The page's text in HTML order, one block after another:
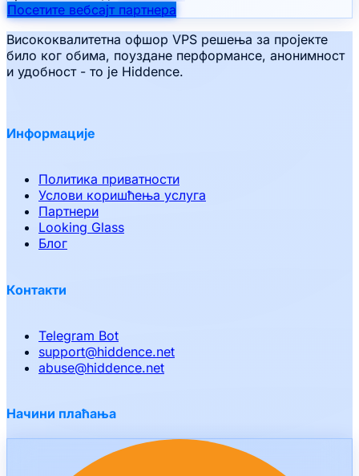
Посетите вебсајт партнера
Висококвалитетна офшор VPS решења за пројекте
било ког обима, поуздане перформансе, анонимност
и удобност - то је Hiddence.
Информације
Политика приватности
Услови коришћења услуга
Партнери
Looking Glass
Блог
Контакти
Telegram Bot
support@hiddence.net
abuse@hiddence.net
Начини плаћања